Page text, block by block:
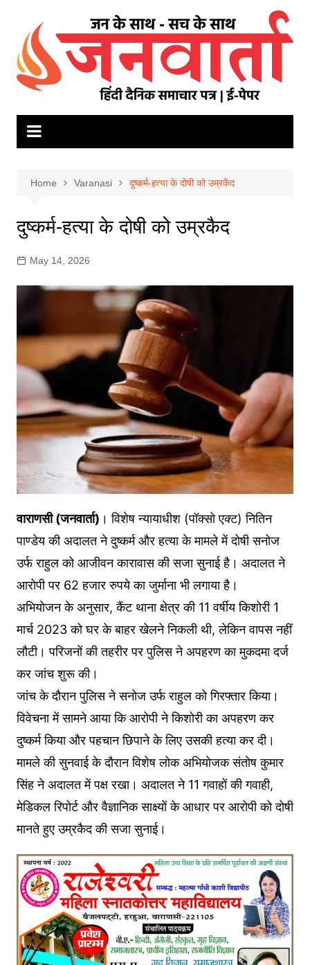
content
Home Varanasi दुष्कर्म-हत्या के दोषी को उम्रकैद
दुष्कर्म-हत्या के दोषी को उम्रकैद
May 14, 2026
वाराणसी (जनवार्ता) । विशेष न्यायाधीश (पॉक्सो एक्ट) नितिन
पाण्डेय की अदालत ने दुष्कर्म और हत्या के मामले में दोषी सनोज
उर्फ राहुल को आजीवन कारावास की सजा सुनाई है। अदालत ने
आरोपी पर 62 हजार रुपये का जुर्माना भी लगाया है।
अभियोजन के अनुसार, कैंट थाना क्षेत्र की 11 वर्षीय किशोरी 1
मार्च 2023 को घर के बाहर खेलने निकली थी, लेकिन वापस नहीं
लौटी। परिजनों की तहरीर पर पुलिस ने अपहरण का मुकदमा दर्ज
कर जांच शुरू की।
जांच के दौरान पुलिस ने सनोज उर्फ राहुल को गिरफ्तार किया।
विवेचना में सामने आया कि आरोपी ने किशोरी का अपहरण कर
दुष्कर्म किया और पहचान छिपाने के लिए उसकी हत्या कर दी।
मामले की सुनवाई के दौरान विशेष लोक अभियोजक संतोष कुमार
सिंह ने अदालत में पक्ष रखा। अदालत ने 11 गवाहों की गवाही,
मेडिकल रिपोर्ट और वैज्ञानिक साक्ष्यों के आधार पर आरोपी को दोषी
मानते हुए उम्रकैद की सजा सुनाई।